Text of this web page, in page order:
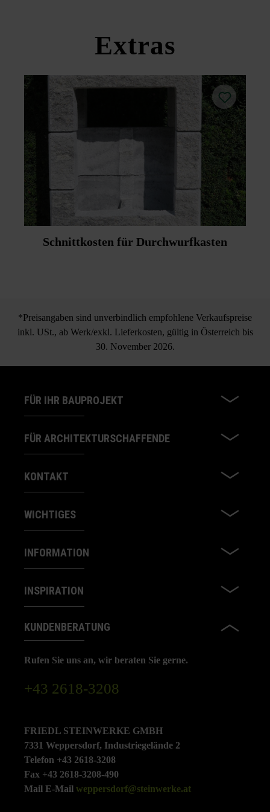
Extras
Schnittkosten für Durchwurfkasten
*Preisangaben sind unverbindlich empfohlene Verkaufspreise
inkl. USt., ab Werk/exkl. Lieferkosten, gültig in Österreich bis
30. November 2026.
FÜR IHR BAUPROJEKT
FÜR ARCHITEKTURSCHAFFENDE
KONTAKT
WICHTIGES
INFORMATION
INSPIRATION
KUNDENBERATUNG
Rufen Sie uns an, wir beraten Sie gerne.
+43 2618-3208
FRIEDL STEINWERKE GMBH
7331 Weppersdorf, Industriegelände 2
Telefon +43 2618-3208
Fax +43 2618-3208-490
Mail E-Mail weppersdorf@steinwerke.at